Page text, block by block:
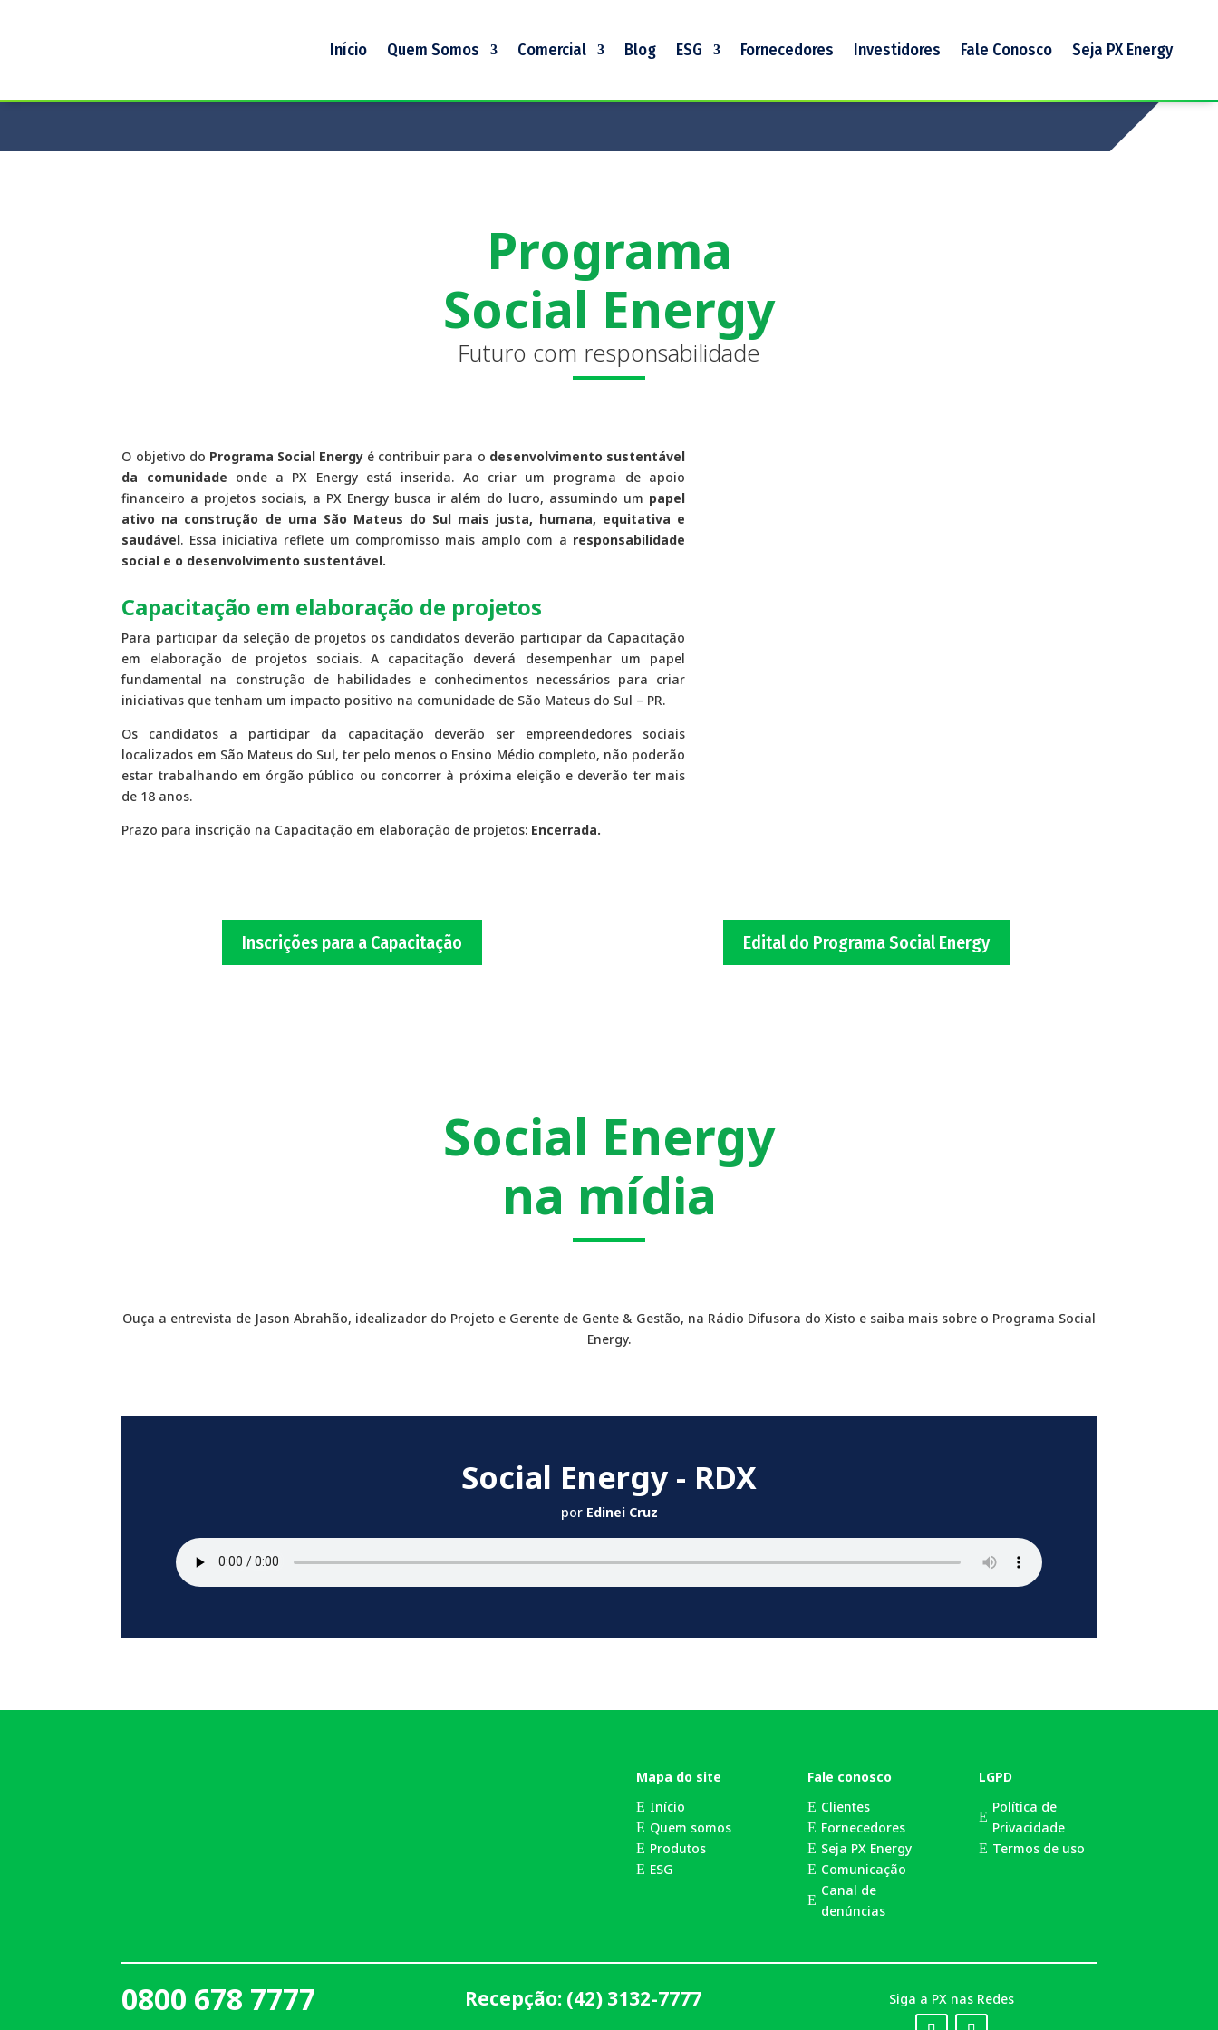
Início Quem Somos Comercial Blog ESG Fornecedores Investidores Fale Conosco Seja PX Energy
Programa
Social Energy
Futuro com responsabilidade
O objetivo do Programa Social Energy é contribuir para o desenvolvimento sustentável
da comunidade onde a PX Energy está inserida. Ao criar um programa de apoio
financeiro a projetos sociais, a PX Energy busca ir além do lucro, assumindo um papel
ativo na construção de uma São Mateus do Sul mais justa, humana, equitativa e
saudável. Essa iniciativa reflete um compromisso mais amplo com a responsabilidade
social e o desenvolvimento sustentável.
Capacitação em elaboração de projetos
Para participar da seleção de projetos os candidatos deverão participar da Capacitação
em elaboração de projetos sociais. A capacitação deverá desempenhar um papel
fundamental na construção de habilidades e conhecimentos necessários para criar
iniciativas que tenham um impacto positivo na comunidade de São Mateus do Sul – PR.
Os candidatos a participar da capacitação deverão ser empreendedores sociais
localizados em São Mateus do Sul, ter pelo menos o Ensino Médio completo, não poderão
estar trabalhando em órgão público ou concorrer à próxima eleição e deverão ter mais
de 18 anos.
Prazo para inscrição na Capacitação em elaboração de projetos: Encerrada.
Inscrições para a Capacitação Edital do Programa Social Energy
Social Energy
na mídia
Ouça a entrevista de Jason Abrahão, idealizador do Projeto e Gerente de Gente & Gestão, na Rádio Difusora do Xisto e saiba mais sobre o Programa Social
Energy.
Social Energy - RDX
por Edinei Cruz
Mapa do site
E Início
E Quem somos
E Produtos
E ESG
Fale conosco
E Clientes
E Fornecedores
E Seja PX Energy
E Comunicação
E
Canal de
denúncias
LGPD
E
Política de
Privacidade
E Termos de uso
0800 678 7777 Recepção: (42) 3132-7777 Siga a PX nas Redes